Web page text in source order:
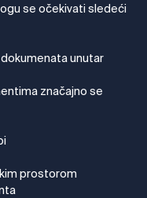
se očekivati sledeći
unutar
značajno se
prostorom